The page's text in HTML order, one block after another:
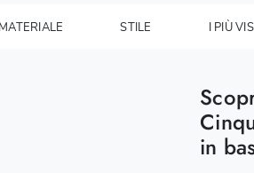
MATERIALE STILE I PIÙ
in